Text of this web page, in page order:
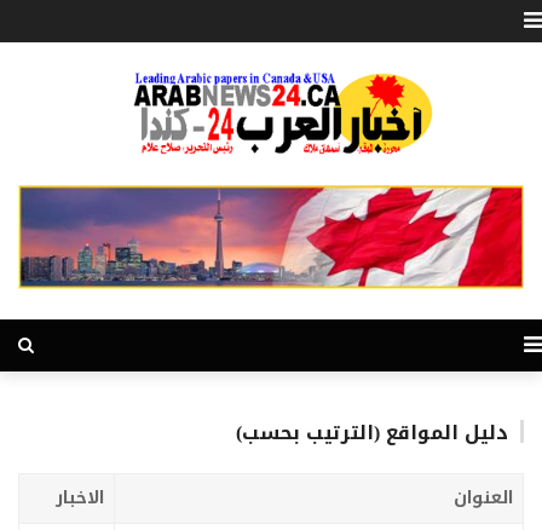
دليل المواقع (الترتيب بحسب)
العنوان
الاخبار